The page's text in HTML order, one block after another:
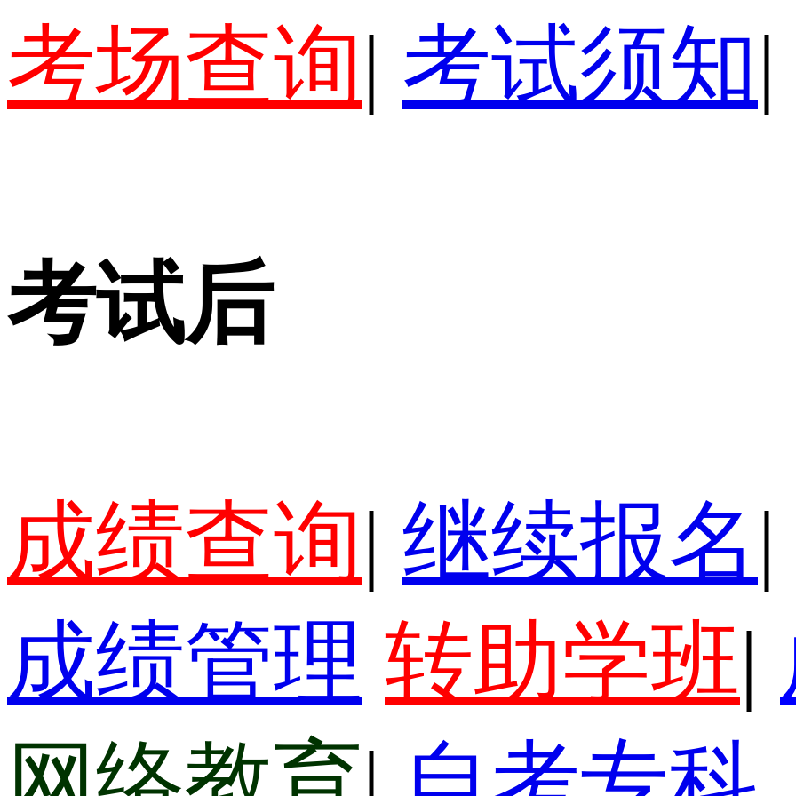
考场查询| 考试须知|
考试后
成绩查询| 继续报名 |
成绩管理 转助学班|